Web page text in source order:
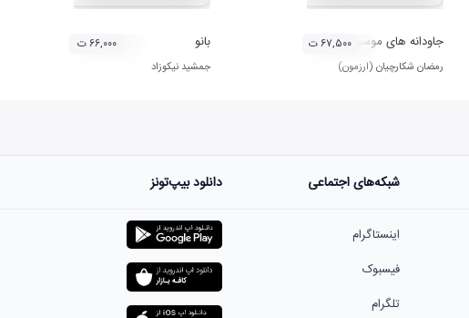
جاودانه های موسیقی مازندران 14 (ارزمون شکارچیان)
رمضان شکارچیان (ارزمون)
۶۷,۵۰۰ ت بانو
جمشید نیکوزاد
۶۶,۰۰۰ ت
شبکه‌های اجتماعی
اینستاگرام
فیسبوک
تلگرام
دانلود بیپ‌تونز